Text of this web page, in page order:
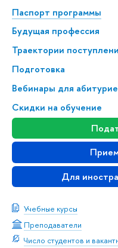
Паспорт программы
Будущая профессия
Траектории
Подготовка
Вебинары для
Скидки на обучение
Для
Учебные курсы
Преподаватели
Число студентов и